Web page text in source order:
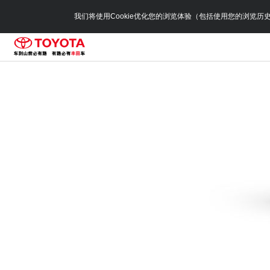
我们将使用Cookie优化您的浏览体验（包括使用您的浏览历